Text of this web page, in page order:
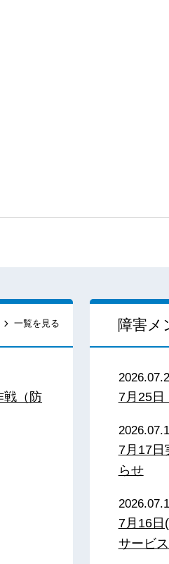
一覧を見る
戦（防
障害メ
7月25日
7月17日
らせ
7月16日
サービ